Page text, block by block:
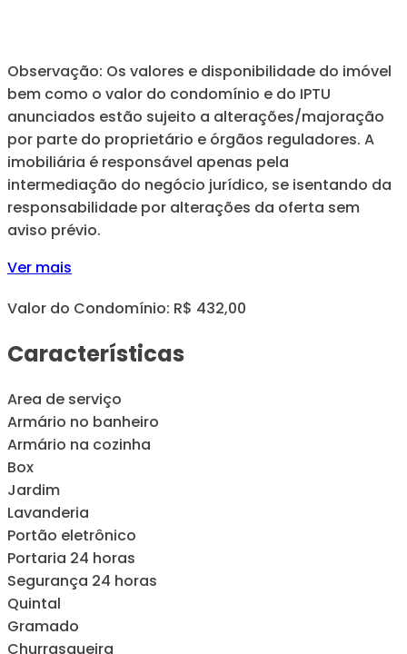
Observação: Os valores e disponibilidade do imóvel
bem como o valor do condomínio e do IPTU
anunciados estão sujeito a alterações/majoração
por parte do proprietário e órgãos reguladores. A
imobiliária é responsável apenas pela
intermediação do negócio jurídico, se isentando da
responsabilidade por alterações da oferta sem
aviso prévio.
Ver mais
Valor do Condomínio: R$ 432,00
Características
Area de serviço
Armário no banheiro
Armário na cozinha
Box
Jardim
Lavanderia
Portão eletrônico
Portaria 24 horas
Segurança 24 horas
Quintal
Gramado
Churrasqueira